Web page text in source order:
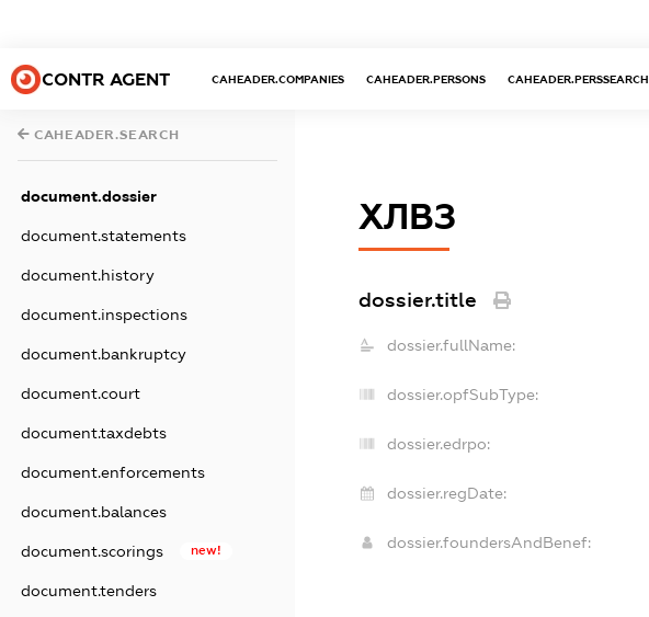
CONTR AGENT CAHEADER.COMPANIES CAHEADER.PERSONS CAHEADER.PERSSEARCH
CAHEADER.SEARCH
document.dossier
document.statements
document.history
document.inspections
document.bankruptcy
document.court
document.taxdebts
document.enforcements
document.balances
document.scorings new!
document.tenders
ХЛВЗ
dossier.title
dossier.fullName:
dossier.opfSubType:
dossier.edrpo:
dossier.regDate:
dossier.foundersAndBenef: